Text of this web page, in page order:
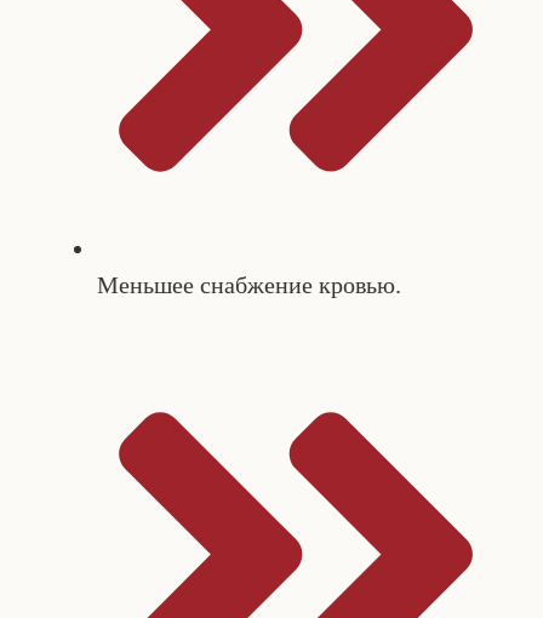
Меньшее снабжение кровью.